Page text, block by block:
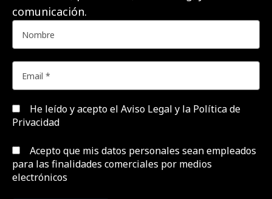
comunicación.
He leído y acepto el Aviso Legal y la Política de
Privacidad
Acepto que mis datos personales sean empleados
para las finalidades comerciales por medios
electrónicos